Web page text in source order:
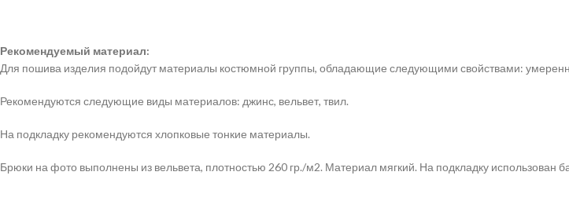
Рекомендуемый материал:
Для пошива изделия подойдут материалы костюмной группы, обладающие следующими свойствами:
Рекомендуются следующие виды материалов: джинс, вельвет, твил.
На подкладку рекомендуются хлопковые тонкие материалы.
Брюки на фото выполнены из вельвета, плотностью 260 гр./м2. Материал мягкий. На подкладку использован